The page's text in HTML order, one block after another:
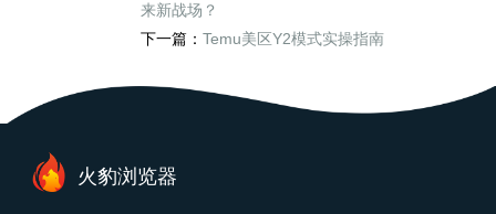
来新战场？
下一篇： Temu美区Y2模式实操指南
火豹浏览器